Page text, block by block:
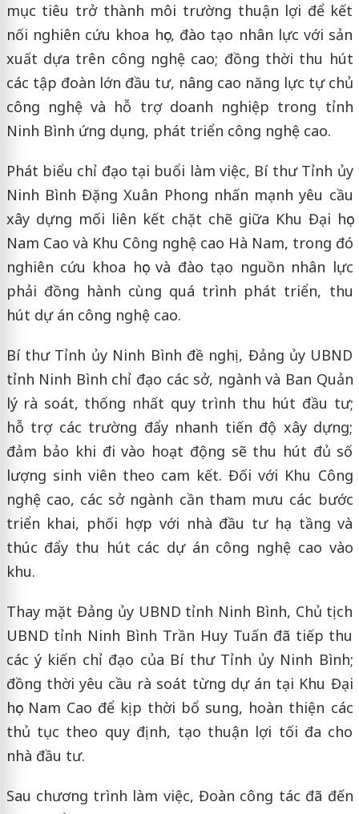
mục tiêu trở thành môi trường thuận lợi để kết
nối nghiên cứu khoa học, đào tạo nhân lực với sản
xuất dựa trên công nghệ cao; đồng thời thu hút
các tập đoàn lớn đầu tư, nâng cao năng lực tự chủ
công nghệ và hỗ trợ doanh nghiệp trong tỉnh
Ninh Bình ứng dụng, phát triển công nghệ cao.
Phát biểu chỉ đạo tại buổi làm việc, Bí thư Tỉnh ủy
Ninh Bình Đặng Xuân Phong nhấn mạnh yêu cầu
xây dựng mối liên kết chặt chẽ giữa Khu Đại học
Nam Cao và Khu Công nghệ cao Hà Nam, trong đó
nghiên cứu khoa học và đào tạo nguồn nhân lực
phải đồng hành cùng quá trình phát triển, thu
hút dự án công nghệ cao.
Bí thư Tỉnh ủy Ninh Bình đề nghị, Đảng ủy UBND
tỉnh Ninh Bình chỉ đạo các sở, ngành và Ban Quản
lý rà soát, thống nhất quy trình thu hút đầu tư;
hỗ trợ các trường đẩy nhanh tiến độ xây dựng;
đảm bảo khi đi vào hoạt động sẽ thu hút đủ số
lượng sinh viên theo cam kết. Đối với Khu Công
nghệ cao, các sở ngành cần tham mưu các bước
triển khai, phối hợp với nhà đầu tư hạ tầng và
thúc đẩy thu hút các dự án công nghệ cao vào
khu.
Thay mặt Đảng ủy UBND tỉnh Ninh Bình, Chủ tịch
UBND tỉnh Ninh Bình Trần Huy Tuấn đã tiếp thu
các ý kiến chỉ đạo của Bí thư Tỉnh ủy Ninh Bình;
đồng thời yêu cầu rà soát từng dự án tại Khu Đại
học Nam Cao để kịp thời bổ sung, hoàn thiện các
thủ tục theo quy định, tạo thuận lợi tối đa cho
nhà đầu tư.
Sau chương trình làm việc, Đoàn công tác đã đến